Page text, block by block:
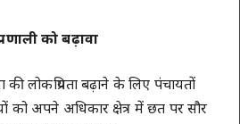
को बढ़ावा
लोकप्रियता बढ़ाने के लिए पंचायतों
को अपने अधिकार क्षेत्र में छत पर सौर